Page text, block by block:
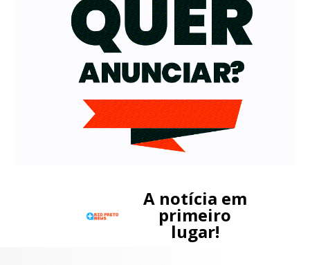
A notícia em
primeiro
lugar!